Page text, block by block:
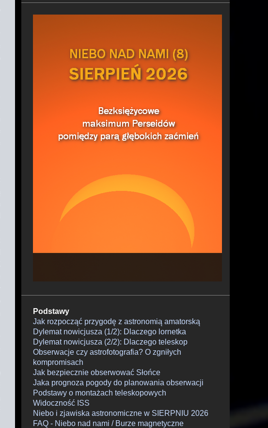
Podstawy
Jak rozpocząć przygodę z astronomią amatorską
Dylemat nowicjusza (1/2): Dlaczego lornetka
Dylemat nowicjusza (2/2): Dlaczego teleskop
Obserwacje czy astrofotografia? O zgniłych
kompromisach
Jak bezpiecznie obserwować Słońce
Jaka prognoza pogody do planowania obserwacji
Podstawy o montażach teleskopowych
Widoczność ISS
Niebo i zjawiska astronomiczne w SIERPNIU 2026
FAQ - Niebo nad nami / Burze magnetyczne